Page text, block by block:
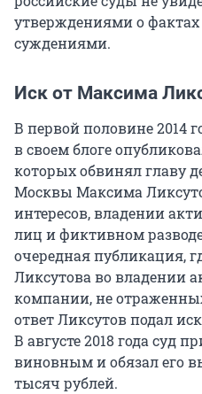
утверждениями о
суждениями.
Иск от Максима
В первой половине 2014
в своем блоге
которых обвинял главу
Москвы Максима
интересов, владении
лиц и фиктивном
очередная публикация,
Ликсутова во владении
компании, не
ответ Ликсутов подал
В августе 2018 года суд
виновным и обязал его
тысяч рублей.